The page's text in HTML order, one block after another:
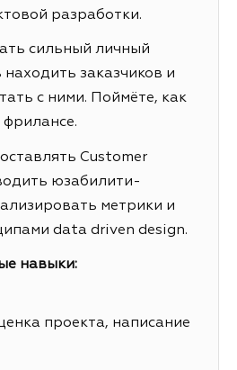
разработки.
сильный личный
заказчиков и
с ними. Поймёте, как
Customer
юзабилити-
метрики и
data driven design.
навыки:
проекта, написание